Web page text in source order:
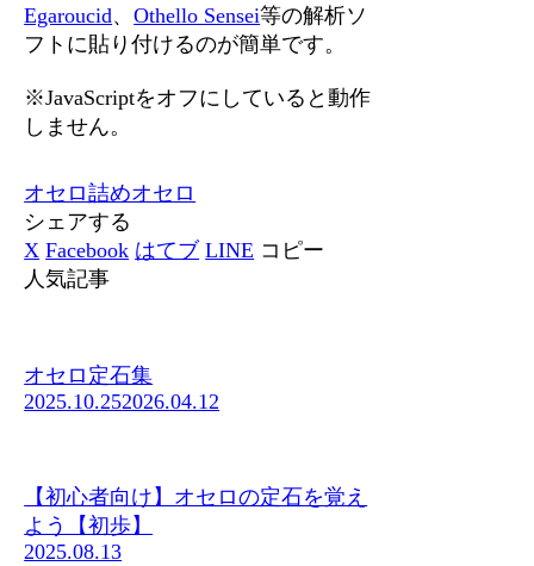
Egaroucid、Othello Sensei等の解析ソ
フトに貼り付けるのが簡単です。
※JavaScriptをオフにしていると動作
しません。
オセロ詰めオセロ
シェアする
X Facebook はてブ LINE コピー
人気記事
オセロ定石集
2025.10.252026.04.12
【初心者向け】オセロの定石を覚え
よう【初歩】
2025.08.13